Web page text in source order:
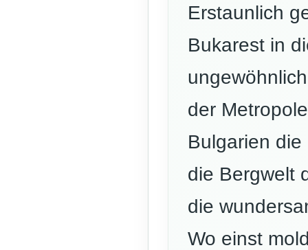
Erstaunlich
Bukarest in
der
Bulgarien
die Bergwelt
die
Wo einst